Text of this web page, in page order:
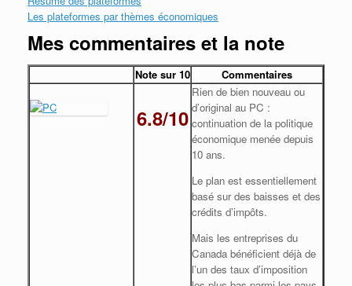
Les plateformes par thèmes économiques
Mes commentaires et la note
Note sur 10 Commentaires
6.8/10
Rien de bien nouveau ou
d’original au PC :
continuation de la politique
économique menée depuis
10 ans.
Le plan est essentiellement
basé sur des baisses et des
crédits d’impôts.
Mais les entreprises du
Canada bénéficient déjà de
l’un des taux d’imposition